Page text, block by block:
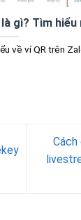
gì? Tìm hiểu
về ví QR trên
Cách